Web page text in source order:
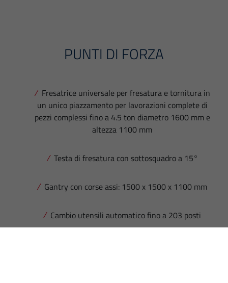
PUNTI DI FORZA
Fresatrice universale per fresatura e tornitura in
un unico piazzamento per lavorazioni complete di
pezzi complessi fino a 4.5 ton diametro 1600 mm e
altezza 1100 mm
Testa di fresatura con sottosquadro a 15°
Gantry con corse assi: 1500 x 1500 x 1100 mm
Cambio utensili automatico fino a 203 posti